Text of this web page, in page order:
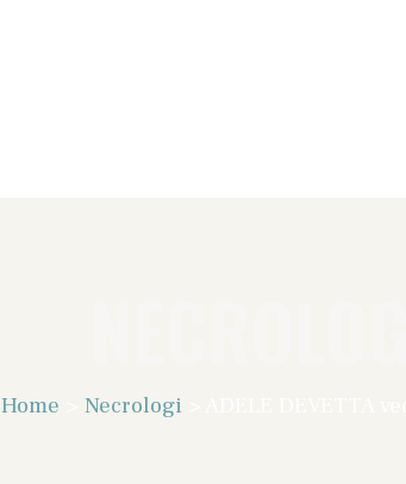
Home Necrologi>